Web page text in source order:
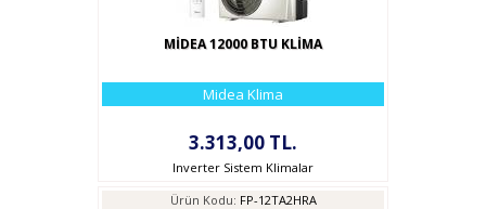
MİDEA 12000 BTU KLİMA
Midea Klima
3.313,00 TL.
Inverter Sistem Klimalar
Ürün Kodu: FP-12TA2HRA